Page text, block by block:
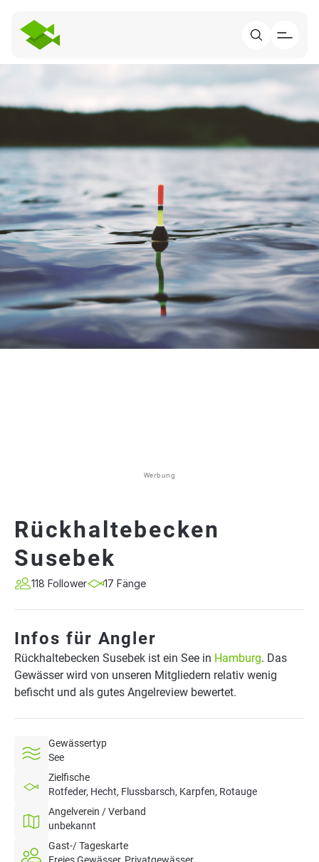
Werbung
Rückhaltebecken
Susebek
118 Follower 17 Fänge
Infos für Angler
Rückhaltebecken Susebek ist ein See in Hamburg. Das
Gewässer wird von unseren Mitgliedern relativ wenig
befischt und als gutes Angelreview bewertet.
Gewässertyp
See
Zielfische
Rotfeder, Hecht, Flussbarsch, Karpfen, Rotauge
Angelverein / Verband
unbekannt
Gast-/ Tageskarte